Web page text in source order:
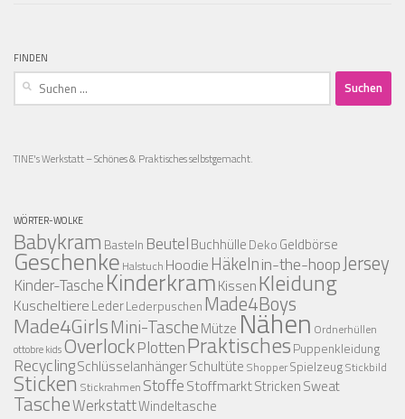
FINDEN
Suchen
nach:
TINE's Werkstatt – Schönes & Praktisches selbstgemacht.
WÖRTER-WOLKE
Babykram Basteln BeutelBuchhülle Deko Geldbörse
GeschenkeHalstuch Hoodie Häkelnin-the-hoopJersey
Kinder-TascheKinderkramKissenKleidung
KuscheltiereLederLederpuschen Made4Boys
Made4GirlsMini-TascheMützeNähen Ordnerhüllen
ottobre kidsOverlockPlottenPraktisches Puppenkleidung
RecyclingSchlüsselanhängerSchultüte ShopperSpielzeugStickbild
Sticken Stickrahmen StoffeStoffmarktStrickenSweat
TascheWerkstattWindeltasche